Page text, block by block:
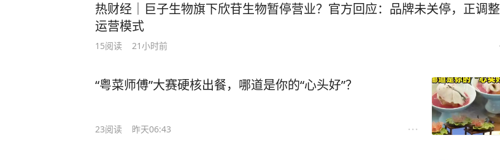
热财经｜巨子生物旗下欣苷生物暂停营业？官方回应：品牌未关停，正调整
运营模式
15阅读 21小时前
“粤菜师傅”大赛硬核出餐，哪道是你的“心头好”？
23阅读 昨天06:43